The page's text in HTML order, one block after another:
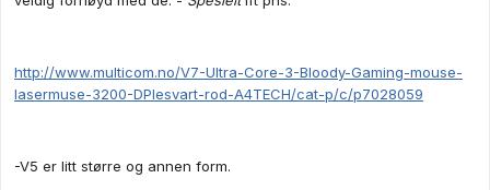
http://www.multicom.no/V7-Ultra-Core-3-Bloody-Gaming-mouse-
lasermuse-3200-DPIesvart-rod-A4TECH/cat-p/c/p7028059
-V5 er litt større og annen form.